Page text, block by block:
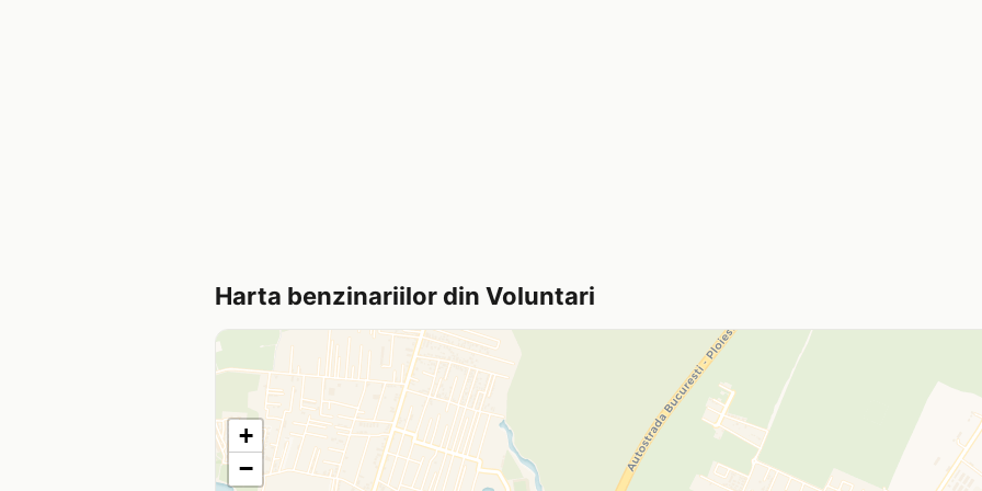
Harta benzinariilor din Voluntari
+
−